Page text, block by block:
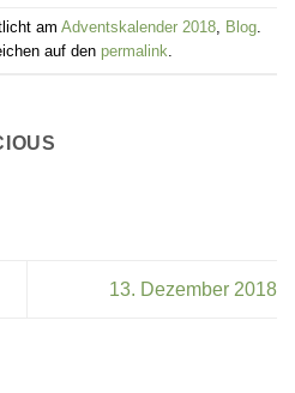
am Adventskalender 2018, Blog.
auf den permalink
13. Dezember 2018